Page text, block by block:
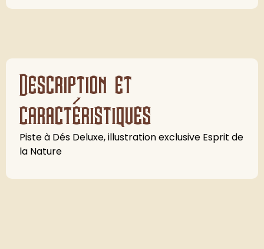
Description et
caractéristiques
Piste à Dés Deluxe, illustration exclusive Esprit de
la Nature